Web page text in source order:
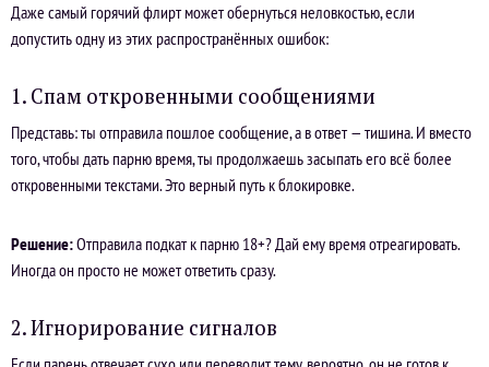
Даже самый горячий флирт может обернуться неловкостью, если
допустить одну из этих распространённых ошибок:
1. Спам откровенными сообщениями
Представь: ты отправила пошлое сообщение, а в ответ — тишина. И вместо
того, чтобы дать парню время, ты продолжаешь засыпать его всё более
откровенными текстами. Это верный путь к блокировке.
Решение:Отправила подкат к парню 18+? Дай ему время отреагировать.
Иногда он просто не может ответить сразу.
2. Игнорирование сигналов